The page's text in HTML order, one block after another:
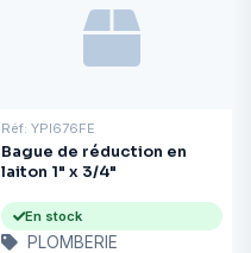
Réf: YPI676FE
Bague de réduction en
laiton 1" x 3/4"
En stock
PLOMBERIE